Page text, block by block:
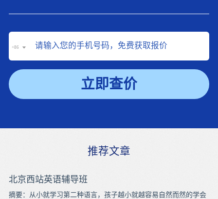
+86
立即查价
推荐文章
北京西站英语辅导班
摘要：从小就学习第二种语言，孩子越小就越容易自然而然的学会